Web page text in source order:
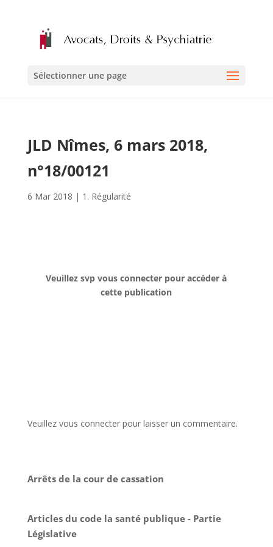
Sélectionner une page
JLD Nîmes, 6 mars 2018,
n°18/00121
6 Mar 2018 | 1. Régularité
Veuillez svp vous connecter pour accéder à
cette publication
Veuillez vous connecter pour laisser un commentaire.
Arrêts de la cour de cassation
Articles du code la santé publique - Partie
Législative